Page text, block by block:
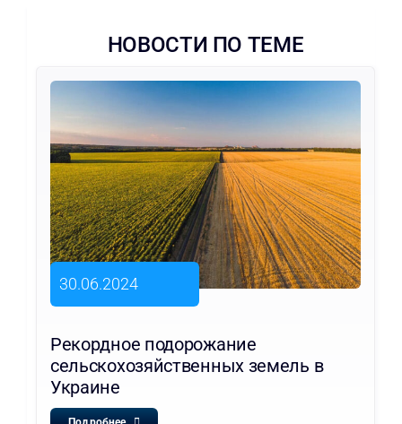
НОВОСТИ ПО ТЕМЕ
30.06.2024
Рекордное подорожание
сельскохозяйственных земель в
Украине